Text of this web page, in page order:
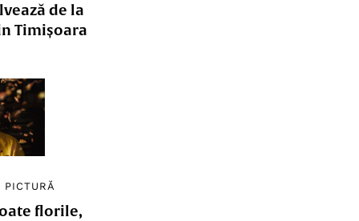
de la
Timișoara
PICTURĂ
florile,